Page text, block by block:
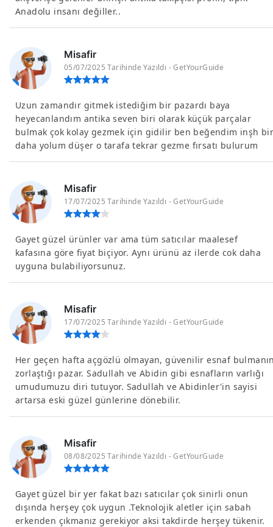
Anadolu insanı değiller..
Misafir
05/07/2025 Tarihinde Yazıldı - GetYourGuide
Uzun zamandır gitmek istediğim bir pazardı baya
heyecanlandım antika seven biri olarak küçük parçalar
bulmak çok kolay gezmek için gidilir ben beğendim inşh
daha yolum düşer o tarafa tekrar gezme fırsatı bulurum
Misafir
17/07/2025 Tarihinde Yazıldı - GetYourGuide
Gayet güzel ürünler var ama tüm satıcılar maalesef
kafasına göre fiyat biçiyor. Aynı ürünü az ilerde cok daha
uyguna bulabiliyorsunuz.
Misafir
17/07/2025 Tarihinde Yazıldı - GetYourGuide
Her geçen hafta açgözlü olmayan, güvenilir esnaf
zorlaştığı pazar. Sadullah ve Abidin gibi esnafların varlığı
umudumuzu diri tutuyor. Sadullah ve Abidinler'in sayisi
artarsa eski güzel günlerine dönebilir.
Misafir
08/08/2025 Tarihinde Yazıldı - GetYourGuide
Gayet güzel bir yer fakat bazı satıcılar çok sinirli onun
dışında herşey çok uygun .Teknolojik aletler için sabah
erkenden çıkmanız gerekiyor aksi takdirde herşey tükenir.